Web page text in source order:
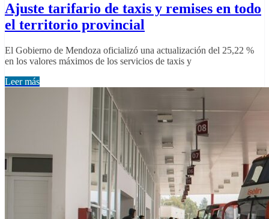
Ajuste tarifario de taxis y remises en todo
el territorio provincial
El Gobierno de Mendoza oficializó una actualización del 25,22 %
en los valores máximos de los servicios de taxis y
Leer más